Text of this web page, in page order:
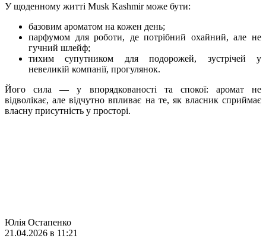
У щоденному житті Musk Kashmir може бути:
базовим ароматом на кожен день;
парфумом для роботи, де потрібний охайний, але не
гучний шлейф;
тихим супутником для подорожей, зустрічей у
невеликій компанії, прогулянок.
Його сила — у впорядкованості та спокої: аромат не
відволікає, але відчутно впливає на те, як власник сприймає
власну присутність у просторі.
Юлія Остапенко
21.04.2026 в 11:21